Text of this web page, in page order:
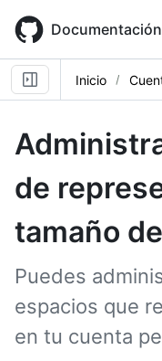
main
content
Inicio
de
tamaño
Puedes
espacios que
en tu cuenta